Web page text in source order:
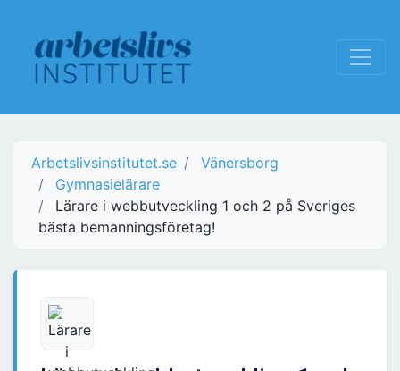
Arbetslivsinstitutet.se
Vänersborg
Gymnasielärare
Lärare i webbutveckling 1 och 2 på Sveriges
bästa bemanningsföretag!